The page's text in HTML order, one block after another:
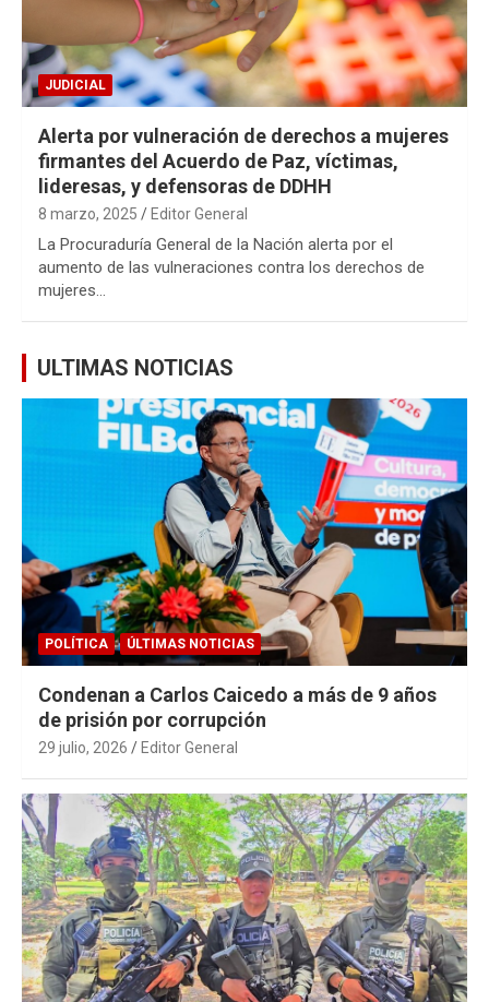
JUDICIAL
Alerta por vulneración de derechos a mujeres
firmantes del Acuerdo de Paz, víctimas,
lideresas, y defensoras de DDHH
8 marzo, 2025 Editor General
La Procuraduría General de la Nación alerta por el
aumento de las vulneraciones contra los derechos de
mujeres…
ULTIMAS NOTICIAS
POLÍTICA ÚLTIMAS NOTICIAS
Condenan a Carlos Caicedo a más de 9 años
de prisión por corrupción
29 julio, 2026 Editor General